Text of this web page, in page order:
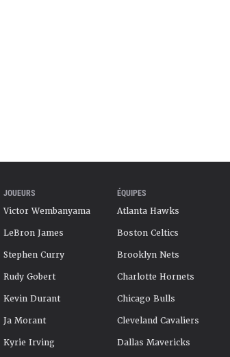
JOUEURS
Victor Wembanyama
LeBron James
Stephen Curry
Rudy Gobert
Kevin Durant
Ja Morant
Kyrie Irving
ÉQUIPES
Atlanta Hawks
Boston Celtics
Brooklyn Nets
Charlotte Hornets
Chicago Bulls
Cleveland Cavaliers
Dallas Mavericks